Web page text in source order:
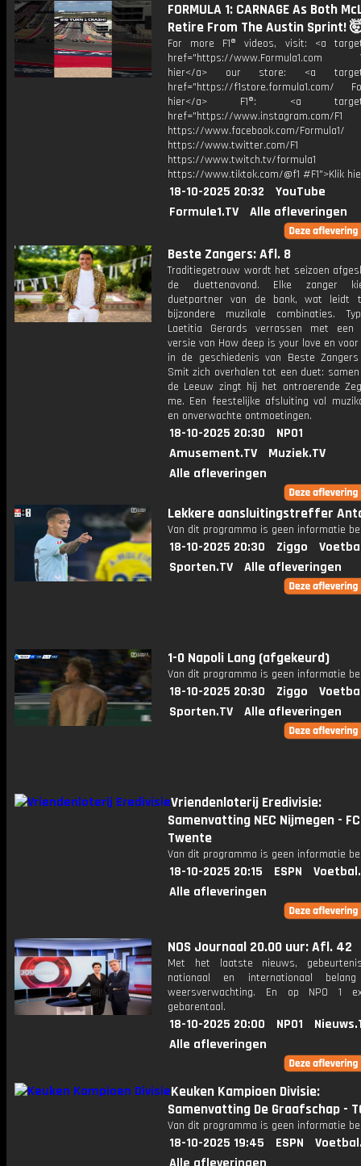
FORMULA 1: CARNAGE As Both
Retire From The Austin Sprint!
For more F1® videos, visit: <a
href="https://www.Formula1.com
hier</a> our store: <a
href="https://f1store.formula1.com/
hier</a> F1®: <a
href="https://www.instagram.com/F1
https://www.facebook.com/Formula1/
https://www.twitter.com/F1
https://www.twitch.tv/formula1
https://www.tiktok.com/@f1 #F1">Klik
18-10-2025 20:32
YouTube
Formule1.TV
Alle afleveringen
Beste Zangers: Afl. 8
Traditiegetrouw wordt het seizoen
de duettenavond. Elke zanger
duetpartner van de bank, wat leidt
bijzondere muzikale combinaties.
Laetitia Gerards verrassen met een
versie van How deep is your love en
in de geschiedenis van Beste
Smit zich overhalen tot een duet:
de Leeuw zingt hij het ontroerende
me. Een feestelijke afsluiting vol
en onverwachte ontmoetingen.
18-10-2025 20:30
NPO1
Amusement.TV
Muziek.TV
Alle afleveringen
Lekkere aansluitingstreffer
Van dit programma is geen informatie
18-10-2025 20:30 Ziggo
Sporten.TV
Alle afleveringen
1-0 Napoli Lang (afgekeurd)
Van dit programma is geen informatie
18-10-2025 20:30 Ziggo
Sporten.TV
Alle afleveringen
Vriendenloterij Eredivisie:
Samenvatting NEC Nijmegen - FC
Twente
Van dit programma is geen informatie
18-10-2025 20:15 ESPN
Alle afleveringen
NOS Journaal 20.00 uur: Afl. 42
Met het laatste nieuws,
nationaal en internationaal
weersverwachting. En op NPO 1
gebarentaal.
18-10-2025 20:00 NPO1
Alle afleveringen
Keuken Kampioen Divisie:
Samenvatting De Graafschap -
Van dit programma is geen informatie
18-10-2025 19:45 ESPN